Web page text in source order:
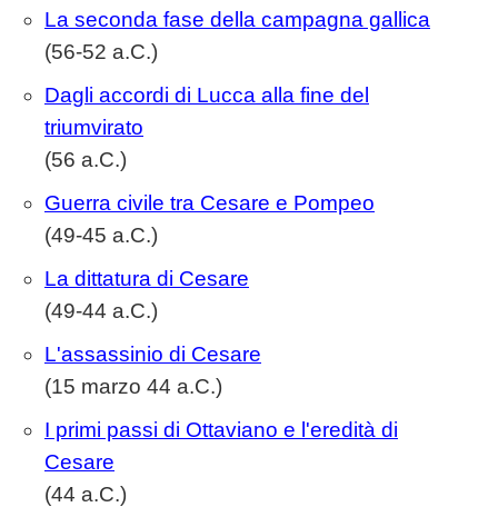
La seconda fase della campagna gallica
(56-52 a.C.)
Dagli accordi di Lucca alla fine del
triumvirato
(56 a.C.)
Guerra civile tra Cesare e Pompeo
(49-45 a.C.)
La dittatura di Cesare
(49-44 a.C.)
L'assassinio di Cesare
(15 marzo 44 a.C.)
I primi passi di Ottaviano e l'eredità di
Cesare
(44 a.C.)